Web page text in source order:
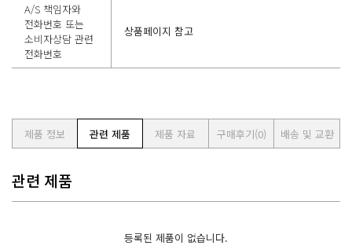
A/S 책임자와
전화번호 또는
소비자상담 관련
전화번호
상품페이지 참고
제품 정보 관련 제품 제품 자료 구매후기(0) 배송 및 교환
관련 제품
등록된 제품이 없습니다.